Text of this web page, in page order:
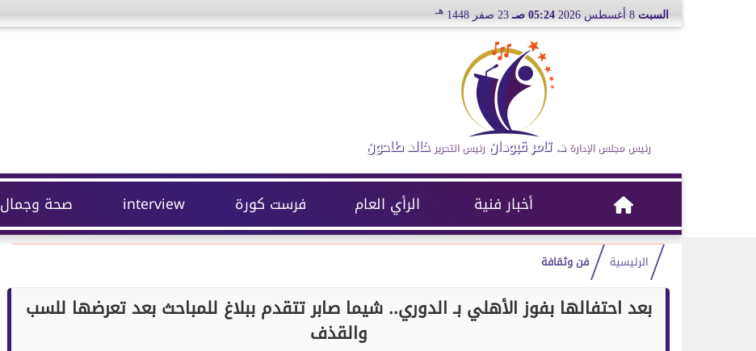
السبت 05:24 صـ 23 صفر 1448 هـ
رئيس مجلس الإدارة د. تامر قبودان رئيس التحرير خالد طاحون
أخبار فنية الرأي العام فرست كورة interview صحة وجمال
الرئيسية فن وثقافة
بعد احتفالها بفوز الأهلي بـ الدوري.. شيما صابر تتقدم ببلاغ للمباحث بعد تعرضها للسب
والقذف